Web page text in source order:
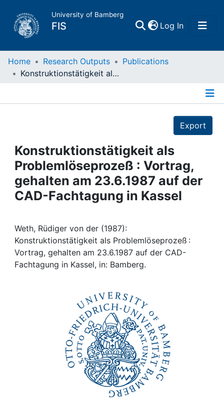
University of Bamberg
FIS Log In(current)
Home
Projects
People
Institutions
Awards
My FIS
Home Research Outputs
Publications
Konstruktionstätigkeit als Problemlöseprozeß : Vortrag, gehalten am 23.6.1987 auf der CAD-Fachtagung in Kassel
Export
Konstruktionstätigkeit als
Problemlöseprozeß : Vortrag,
gehalten am 23.6.1987 auf der
CAD-Fachtagung in Kassel
Weth, Rüdiger von der (1987):
Konstruktionstätigkeit als Problemlöseprozeß :
Vortrag, gehalten am 23.6.1987 auf der CAD-
Fachtagung in Kassel, in: Bamberg.